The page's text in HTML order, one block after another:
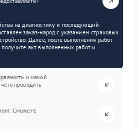
на диагностику и последующий
заказ-наряд с указанием страховых
Далее, после выполнения работ
акт выполненных работ и
и какой
проводить
Сможете